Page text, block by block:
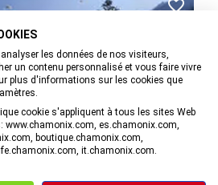
les données de nos visiteurs,
un contenu personnalisé et vous faire vivre
plus d'informations sur les cookies que
cookie s'appliquent à tous les sites Web
www.chamonix.com, es.chamonix.com,
boutique.chamonix.com,
it.chamonix.com.